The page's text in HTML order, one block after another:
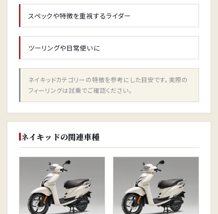
スペックや特徴を重視するライダー
ツーリングや日常使いに
ネイキッドカテゴリーの特徴を参考にした目安です。実際の
フィーリングは試乗でご確認ください。
ネイキッドの関連車種